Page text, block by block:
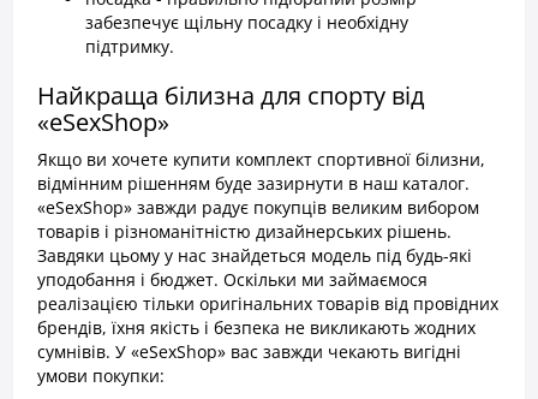
забезпечує щільну посадку і необхідну
підтримку.
Найкраща білизна для спорту від
«eSexShop»
Якщо ви хочете купити комплект спортивної білизни,
відмінним рішенням буде зазирнути в наш каталог.
«eSexShop» завжди радує покупців великим вибором
товарів і різноманітністю дизайнерських рішень.
Завдяки цьому у нас знайдеться модель під будь-які
уподобання і бюджет. Оскільки ми займаємося
реалізацією тільки оригінальних товарів від провідних
брендів, їхня якість і безпека не викликають жодних
сумнівів. У «eSexShop» вас завжди чекають вигідні
умови покупки: